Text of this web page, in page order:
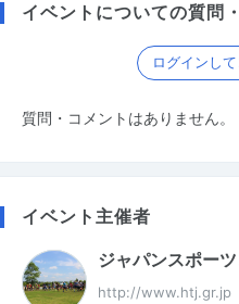
イベントについての質問
ログインし
質問・コメントはありません。
イベント主催者
ジャパンスポー
http://www.htj.gr.jp